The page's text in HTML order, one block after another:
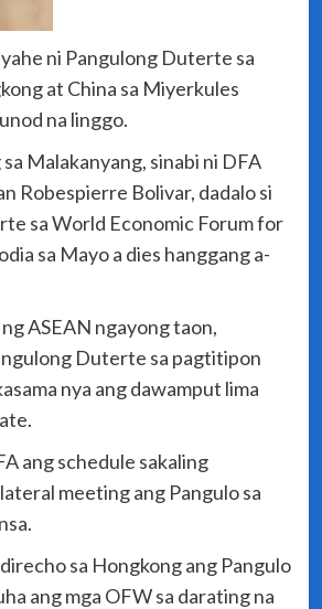
ni Pangulong Duterte sa
at China sa Miyerkules
na linggo.
Malakanyang, sinabi ni DFA
Robespierre Bolivar, dadalo si
sa World Economic Forum for
sa Mayo a dies hanggang a-
ASEAN ngayong taon,
Duterte sa pagtitipon
nya ang dawamput lima
ang schedule sakaling
meeting ang Pangulo sa
sa Hongkong ang Pangulo
ang mga OFW sa darating na